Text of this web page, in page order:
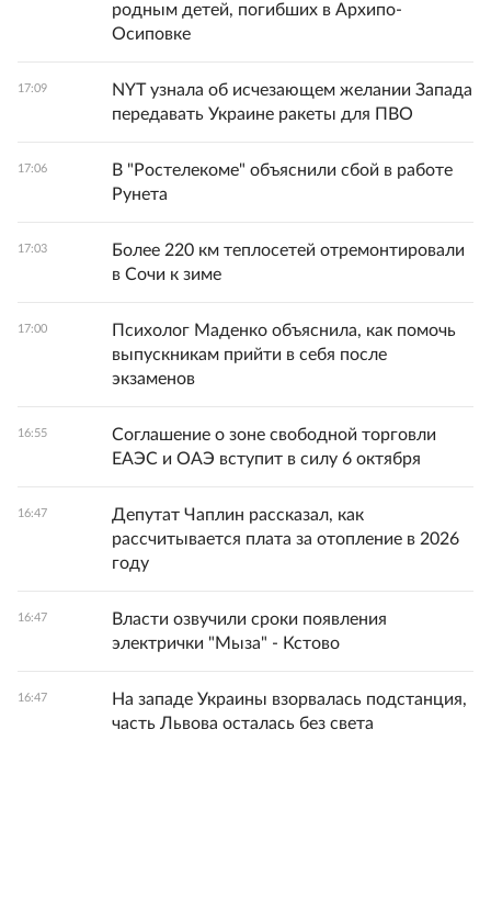
родным детей, погибших в Архипо-
Осиповке
17:09
NYT узнала об исчезающем желании Запада
передавать Украине ракеты для ПВО
17:06
В "Ростелекоме" объяснили сбой в работе
Рунета
17:03
Более 220 км теплосетей отремонтировали
в Сочи к зиме
17:00
Психолог Маденко объяснила, как помочь
выпускникам прийти в себя после
экзаменов
16:55
Соглашение о зоне свободной торговли
ЕАЭС и ОАЭ вступит в силу 6 октября
16:47
Депутат Чаплин рассказал, как
рассчитывается плата за отопление в 2026
году
16:47
Власти озвучили сроки появления
электрички "Мыза" - Кстово
16:47
На западе Украины взорвалась подстанция,
часть Львова осталась без света